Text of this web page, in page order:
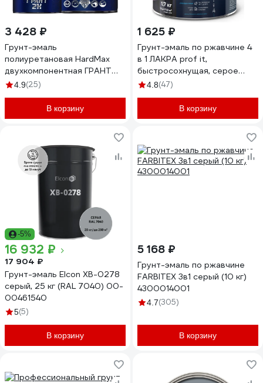
3 428 ₽
Грунт-эмаль
полиуретановая HardMax
двухкомпонентная ГРАНТ
2К/GRANT 2 K RAL 7040
2,19 кг) 4690417100248
4.9(25)
В корзину
1 625 ₽
Грунт-эмаль по ржавчине 4
в 1 ЛАКРА prof it,
быстросохнущая, серое
окно, ral 7040, 1.7 кг
4.8(47)
В корзину
-5%
16 932 ₽
17 904 ₽
Грунт-эмаль Elcon ХВ-0278
серый, 25 кг (RAL 7040) 00-
00461540
5(5)
В корзину
5 168 ₽
Грунт-эмаль по ржавчине
FARBITEX 3в1 серый (10 кг)
4300014001
4.7(305)
В корзину